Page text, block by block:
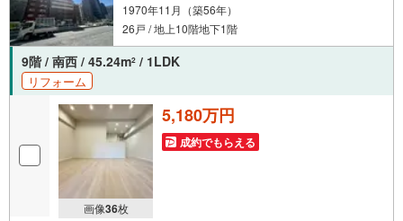
1970年11月（築56年）
26戸 / 地上10階地下1階
9階 / 南西 / 45.24m2 / 1LDK
リフォーム
画像36枚
5,180万円
成約でもらえる